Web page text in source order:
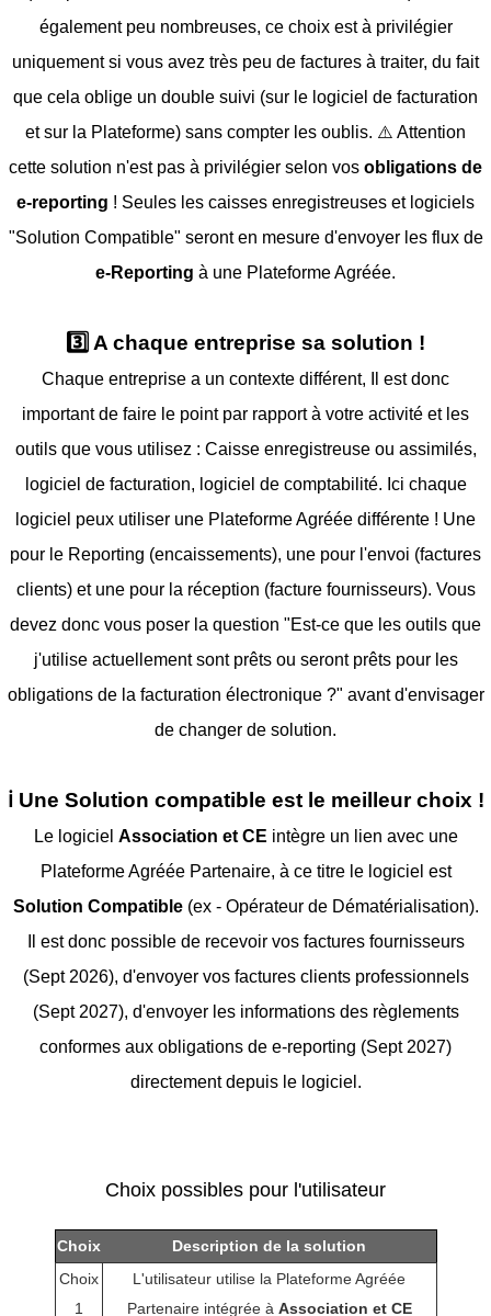
également peu nombreuses, ce choix est à privilégier
uniquement si vous avez très peu de factures à traiter, du fait
que cela oblige un double suivi (sur le logiciel de facturation
et sur la Plateforme) sans compter les oublis. ⚠️ Attention
cette solution n'est pas à privilégier selon vos obligations de
e-reporting ! Seules les caisses enregistreuses et logiciels
"Solution Compatible" seront en mesure d'envoyer les flux de
e-Reporting à une Plateforme Agréée.
3️⃣ A chaque entreprise sa solution !
Chaque entreprise a un contexte différent, Il est donc
important de faire le point par rapport à votre activité et les
outils que vous utilisez : Caisse enregistreuse ou assimilés,
logiciel de facturation, logiciel de comptabilité. Ici chaque
logiciel peux utiliser une Plateforme Agréée différente ! Une
pour le Reporting (encaissements), une pour l'envoi (factures
clients) et une pour la réception (facture fournisseurs). Vous
devez donc vous poser la question "Est-ce que les outils que
j'utilise actuellement sont prêts ou seront prêts pour les
obligations de la facturation électronique ?" avant d'envisager
de changer de solution.
ℹ️ Une Solution compatible est le meilleur choix !
Le logiciel Association et CE intègre un lien avec une
Plateforme Agréée Partenaire, à ce titre le logiciel est
Solution Compatible(ex - Opérateur de Dématérialisation).
Il est donc possible de recevoir vos factures fournisseurs
(Sept 2026), d'envoyer vos factures clients professionnels
(Sept 2027), d'envoyer les informations des règlements
conformes aux obligations de e-reporting (Sept 2027)
directement depuis le logiciel.
Choix possibles pour l'utilisateur
Choix
Description de la solution
Choix
1
L'utilisateur utilise la Plateforme Agréée
Partenaire intégrée à Association et CE